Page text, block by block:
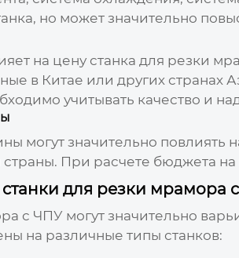
но может значительно
на цену станка для резки
в Китае или других странах
учитывать качество и
могут значительно повлиять
При расчете бюджета
для резки мрамора
с ЧПУ могут значительно
на различные типы станков: